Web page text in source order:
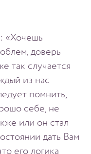
«Хочешь
доверь
так случается
из нас
помнить,
себе, не
или он стал
дать Вам
его логика